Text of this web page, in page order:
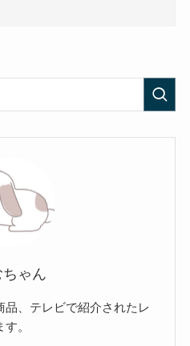
ちゃん
、テレビで紹介されたレ
。